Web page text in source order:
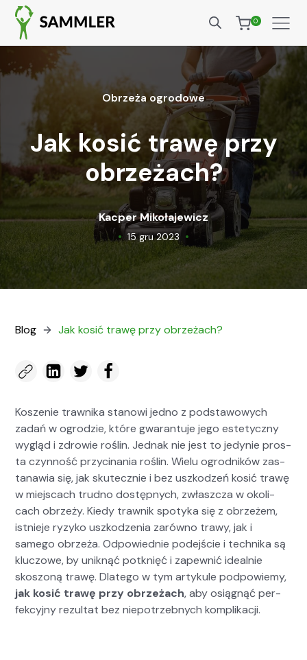
0
Obrzeża ogrodowe
Jak kosić trawę przy
obrzeżach?
Kacper Mikołajewicz
• 15 gru 2023 •
Blog Jak kosić trawę przy obrzeżach?
Kosze­nie trawni­ka stanowi jed­no z pod­sta­wowych
zadań w ogrodzie, które gwaran­tu­je jego este­ty­czny
wygląd i zdrowie roślin. Jed­nak nie jest to jedynie pros­
ta czyn­ność przyci­na­nia roślin. Wielu ogrod­ników zas­
tanaw­ia się, jak skutecznie i bez uszkodzeń kosić trawę
w miejs­cach trud­no dostęp­nych, zwłaszcza w okoli­
cach obrzeży. Kiedy trawnik spo­ty­ka się z obrzeżem,
ist­nieje ryzyko uszkodzenia zarówno trawy, jak i
samego obrzeża. Odpowied­nie pode­jś­cie i tech­ni­ka są
kluc­zowe, by uniknąć potknięć i zapewnić ide­al­nie
skos­zoną trawę. Dlat­ego w tym artykule pod­powiemy,
jak kosić trawę przy obrzeżach, aby osiągnąć per­
fek­cyjny rezul­tat bez niepotrzeb­nych kom­p­likacji.